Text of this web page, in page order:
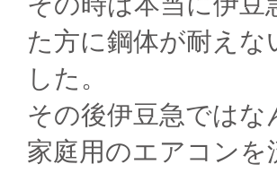
た方に鋼体が耐え
した。
その後伊豆急では
家庭用のエアコン